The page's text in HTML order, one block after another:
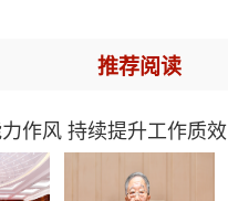
推荐阅读
作风 持续提升工作质效